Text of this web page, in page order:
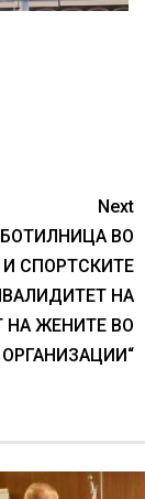
Next
ВО
СПОРТСКИТЕ
НА
НА ЖЕНИТЕ ВО